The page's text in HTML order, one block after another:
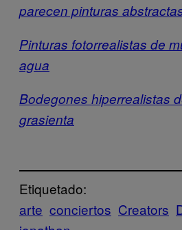
parecen pinturas
Pinturas fotorrealistas de
agua
Bodegones hiperrealistas
grasienta
Etiquetado:
arte conciertos Creators